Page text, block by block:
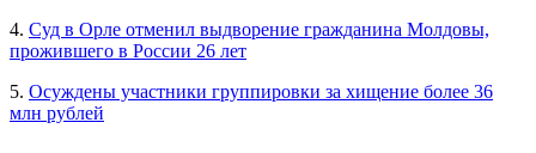
4. Суд в Орле отменил выдворение гражданина Молдовы,
прожившего в России 26 лет
5. Осуждены участники группировки за хищение более 36
млн рублей